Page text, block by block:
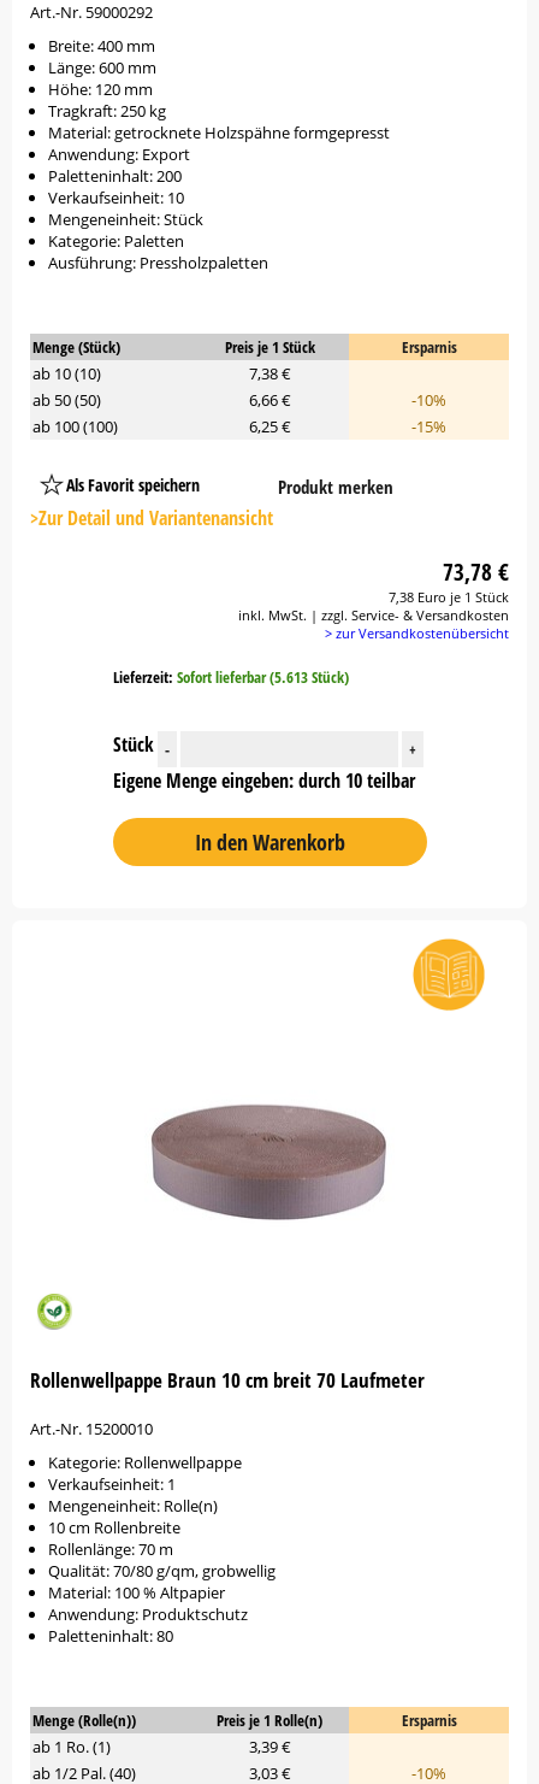
Art.-Nr. 59000292
Breite: 400 mm
Länge: 600 mm
Höhe: 120 mm
Tragkraft: 250 kg
Material: getrocknete Holzspähne formgepresst
Anwendung: Export
Paletteninhalt: 200
Verkaufseinheit: 10
Mengeneinheit: Stück
Kategorie: Paletten
Ausführung: Pressholzpaletten
Menge (Stück) Preis je 1 Stück
Ersparnis
ab 10 (10)
7,38 €
ab 50 (50)
6,66 €
-10%
ab 100 (100)
6,25 € -15%
Als Favorit speichern
Platzhalter
Button
Produkt merken
>Zur Detail und Variantenansicht
73,78 €
7,38 Euro je 1 Stück
inkl. MwSt. | zzgl. Service- & Versandkosten
> zur Versandkostenübersicht
Lieferzeit: Sofort lieferbar (5.613 Stück)
Stück - +
Eigene Menge eingeben: durch 10 teilbar
In den Warenkorb
Rollenwellpappe Braun 10 cm breit 70 Laufmeter
Art.-Nr. 15200010
Kategorie: Rollenwellpappe
Verkaufseinheit: 1
Mengeneinheit: Rolle(n)
10 cm Rollenbreite
Rollenlänge: 70 m
Qualität: 70/80 g/qm, grobwellig
Material: 100 % Altpapier
Anwendung: Produktschutz
Paletteninhalt: 80
Menge (Rolle(n)) Preis je 1 Rolle(n)
Ersparnis
ab 1 Ro. (1)
3,39 €
ab 1/2 Pal. (40)
3,03 € -10%